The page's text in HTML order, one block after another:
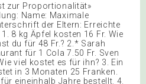
zur Proportionalität»
Name: Maximale
der Eltern: Erreichte
8 kg Äpfel kosten 16 Fr. Wie
du für 48 Fr.? 2.* Sarah
für 1 Cola 7.50 Fr. Sven
viel kostet es für ihn? 3. Ein
in 3 Monaten 25 Franken.
eineinhalb Jahre bestellt. 4.